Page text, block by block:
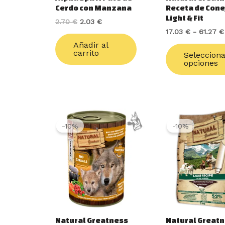
Cerdo con Manzana
2.70€ 2.03 €
Añadir al
carrito
Receta de
Light & Fit
17.03€ - 61.27€
opciones
-10%
Natural Greatness
El
precio
original
era:
3.99 €.
El
precio
actual
es:
3.59 €.
-10%
Natural